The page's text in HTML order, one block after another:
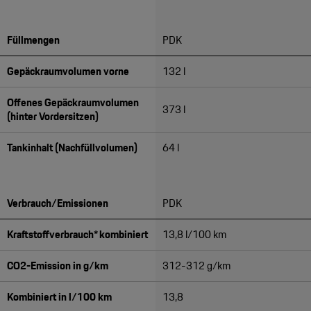
Füllmengen
PDK
Gepäckraumvolumen vorne
132 l
Offenes Gepäckraumvolumen
(hinter Vordersitzen)
373 l
Tankinhalt (Nachfüllvolumen) 64 l
Verbrauch/Emissionen
PDK
Kraftstoffverbrauch* kombiniert
13,8 l/100 km
CO2-Emission in g/km
312-312 g/km
Kombiniert in l/100 km
13,8